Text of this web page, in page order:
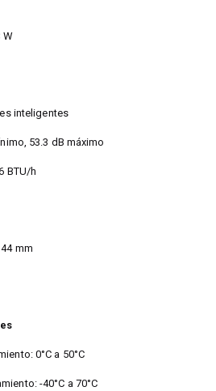
W
inteligentes
53.3 dB máximo
BTU/h
mm
0°C a 50°C
-40°C a 70°C